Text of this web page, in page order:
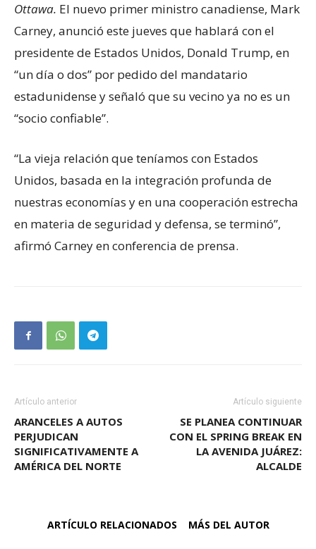
Ottawa. El nuevo primer ministro canadiense, Mark
Carney, anunció este jueves que hablará con el
presidente de Estados Unidos, Donald Trump, en
“un día o dos” por pedido del mandatario
estadunidense y señaló que su vecino ya no es un
“socio confiable”.
“La vieja relación que teníamos con Estados
Unidos, basada en la integración profunda de
nuestras economías y en una cooperación estrecha
en materia de seguridad y defensa, se terminó”,
afirmó Carney en conferencia de prensa.
Artículo anterior
ARANCELES A AUTOS
PERJUDICAN
SIGNIFICATIVAMENTE A
AMÉRICA DEL NORTE
Artículo siguiente
SE PLANEA CONTINUAR
CON EL SPRING BREAK EN
LA AVENIDA JUÁREZ:
ALCALDE
ARTÍCULO RELACIONADOS MÁS DEL AUTOR